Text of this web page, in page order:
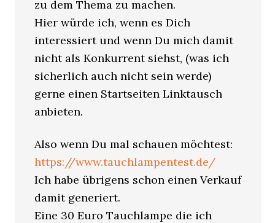
zu dem Thema zu machen.
Hier würde ich, wenn es Dich
interessiert und wenn Du mich damit
nicht als Konkurrent siehst, (was ich
sicherlich auch nicht sein werde)
gerne einen Startseiten Linktausch
anbieten.
Also wenn Du mal schauen möchtest:
https://www.tauchlampentest.de/
Ich habe übrigens schon einen Verkauf
damit generiert.
Eine 30 Euro Tauchlampe die ich